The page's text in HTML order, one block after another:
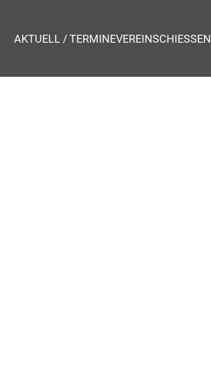
AKTUELL / TERMINEVEREINSCHIESSEN